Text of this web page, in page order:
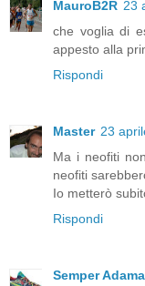
MauroB2R 23
che voglia di
appesto alla
Rispondi
Master 23
Ma i neofiti
neofiti
Io metterò
Rispondi
Semper